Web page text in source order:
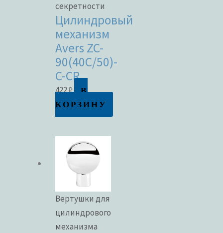
секретности
Цилиндровый
механизм
Avers ZC-
90(40C/50)-
C-CR
422₽
В
КОРЗИНУ
Вертушки для
цилиндрового
механизма